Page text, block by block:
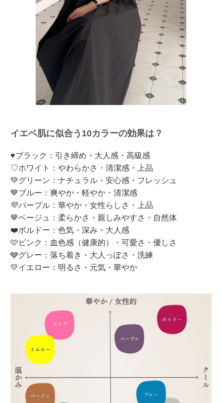
イエベ肌に似合う10カラーの効果は？
♥ブラック：引き締め・大人感・高級感
♡ホワイト：やわらかさ・清潔感・上品
💚グリーン：ナチュラル・安心感・フレッシュ
💙ブルー：爽やか・軽やか・清潔感
💜パープル：華やか・女性らしさ・上品
🤎ベージュ：柔らかさ・親しみやすさ・自然体
❤️ボルドー：色気・深み・大人感
🩷ピンク：血色感（健康的）・可愛さ・優しさ
🩶グレー：落ち着き・大人っぽさ・洗練
💛イエロー：明るさ・元気・華やか